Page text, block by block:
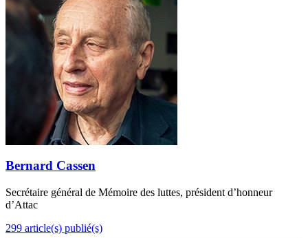
Bernard Cassen
Secrétaire général de Mémoire des luttes, président d’honneur
d’Attac
299 article(s) publié(s)